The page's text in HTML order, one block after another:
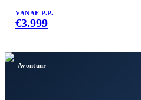
VANAF P.P.
€3.999
Avontuur